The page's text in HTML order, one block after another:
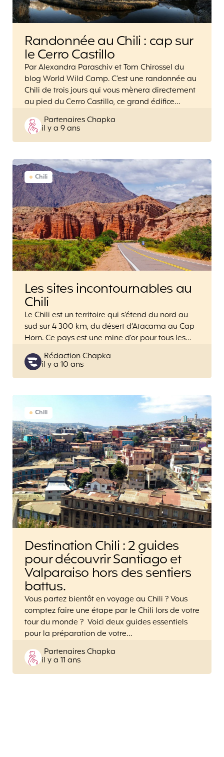
Randonnée au Chili : cap sur
le Cerro Castillo
Par Alexandra Paraschiv et Tom Chirossel du
blog World Wild Camp. C’est une randonnée au
Chili de trois jours qui vous mènera directement
au pied du Cerro Castillo, ce grand édifice…
Posted
by
Partenaires Chapka
il y a 9 ans
Chili
Les sites incontournables au
Chili
Le Chili est un territoire qui s’étend du nord au
sud sur 4 300 km, du désert d’Atacama au Cap
Horn. Ce pays est une mine d’or pour tous les…
Posted
by
Rédaction Chapka
il y a 10 ans
Chili
Destination Chili : 2 guides
pour découvrir Santiago et
Valparaiso hors des sentiers
battus.
Vous partez bientôt en voyage au Chili ? Vous
comptez faire une étape par le Chili lors de votre
tour du monde ? Voici deux guides essentiels
pour la préparation de votre…
Posted
by
Partenaires Chapka
il y a 11 ans